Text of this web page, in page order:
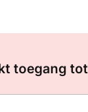
toegang